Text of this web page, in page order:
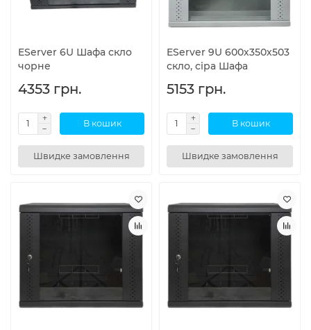
EServer 6U Шафа скло
чорне
4353 грн.
В кошик
Швидке замовлення
EServer 9U 600х350х503
скло, сіра Шафа
5153 грн.
В кошик
Швидке замовлення